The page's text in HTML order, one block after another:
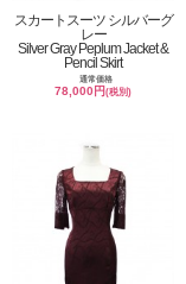
スカートスーツ シルバーグ
レー
Silver Gray Peplum Jacket &
Pencil Skirt
通常価格
78,000円(税別)